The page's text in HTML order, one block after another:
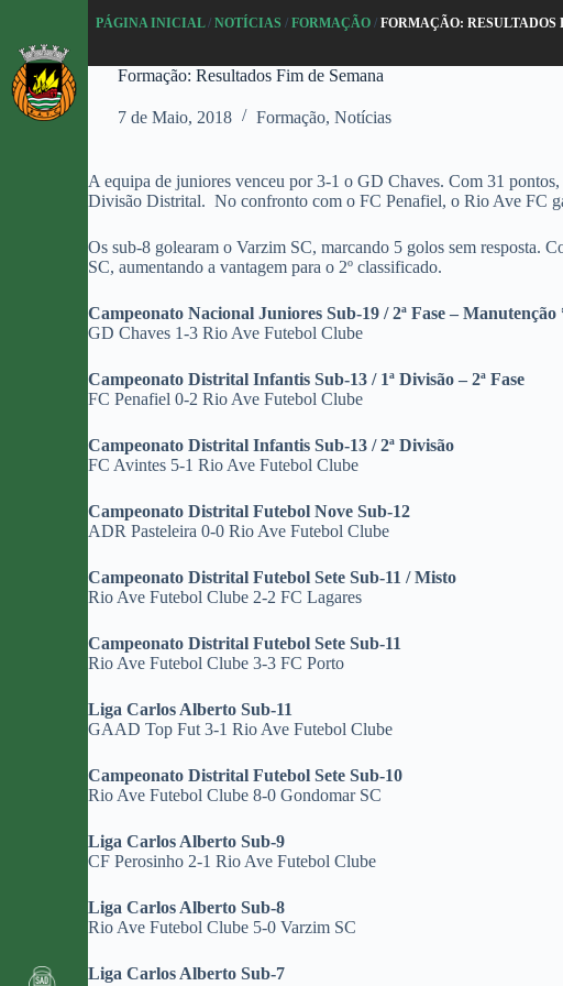
l
a
r
p
PÁGINA INICIAL/NOTÍCIAS /FORMAÇÃO /FORMAÇÃO: RESULTADOS
Formação: Resultados Fim de Semana
7 de Maio, 2018 Formação,Notícias
A equipa de juniores venceu por 3-1 o GD Chaves. Com 31
Divisão Distrital. No confronto com o FC Penafiel, o Rio Ave FC
Os sub-8 golearam o Varzim SC, marcando 5 golos sem resposta.
SC, aumentando a vantagem para o 2º classificado.
Campeonato Nacional Juniores Sub-19 / 2ª Fase –
GD Chaves 1-3 Rio Ave Futebol Clube
Campeonato Distrital Infantis Sub-13 / 1ª Divisão – 2ª Fase
FC Penafiel 0-2 Rio Ave Futebol Clube
Campeonato Distrital Infantis Sub-13 / 2ª Divisão
FC Avintes 5-1 Rio Ave Futebol Clube
Campeonato Distrital Futebol Nove Sub-12
ADR Pasteleira 0-0 Rio Ave Futebol Clube
Campeonato Distrital Futebol Sete Sub-11 / Misto
Rio Ave Futebol Clube 2-2 FC Lagares
Campeonato Distrital Futebol Sete Sub-11
Rio Ave Futebol Clube 3-3 FC Porto
Liga Carlos Alberto Sub-11
GAAD Top Fut 3-1 Rio Ave Futebol Clube
Campeonato Distrital Futebol Sete Sub-10
Rio Ave Futebol Clube 8-0 Gondomar SC
Liga Carlos Alberto Sub-9
CF Perosinho 2-1 Rio Ave Futebol Clube
Liga Carlos Alberto Sub-8
Rio Ave Futebol Clube 5-0 Varzim SC
Liga Carlos Alberto Sub-7